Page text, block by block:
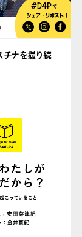
チナを撮り続